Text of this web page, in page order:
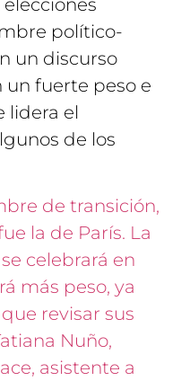
político-
un discurso
un fuerte peso e
lidera el
de los
de transición,
la de París. La
celebrará en
más peso, ya
revisar sus
Nuño,
asistente a